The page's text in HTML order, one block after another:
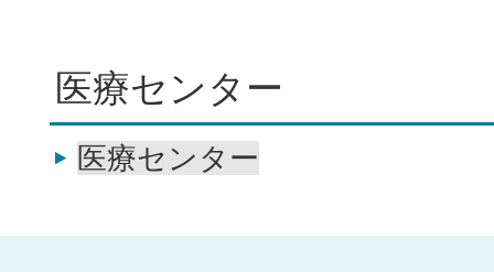
医療センター
医療センター